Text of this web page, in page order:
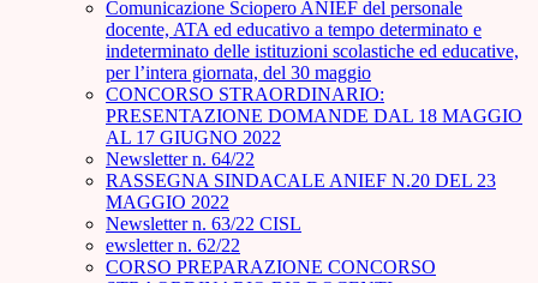
Comunicazione Sciopero ANIEF del personale
docente, ATA ed educativo a tempo determinato e
indeterminato delle istituzioni scolastiche ed educative,
per l’intera giornata, del 30 maggio
CONCORSO STRAORDINARIO:
PRESENTAZIONE DOMANDE DAL 18 MAGGIO
AL 17 GIUGNO 2022
Newsletter n. 64/22
RASSEGNA SINDACALE ANIEF N.20 DEL 23
MAGGIO 2022
Newsletter n. 63/22 CISL
ewsletter n. 62/22
CORSO PREPARAZIONE CONCORSO